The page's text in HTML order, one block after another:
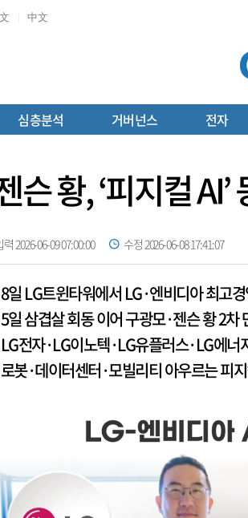
中文
심층분석 거버넌스 전자
슨 황, ‘피지컬
력 2026-06-09 07:00:00 수정 2026-06-08 17:41:07
8일 LG트윈타워에서 LG·엔비디아 최고
5일 삼겹살 회동 이어 구광모·젠슨 황 2
LG전자·LG이노텍·LG유플러스·LG에너
로봇·데이터센터·모빌리티 아우르는 피